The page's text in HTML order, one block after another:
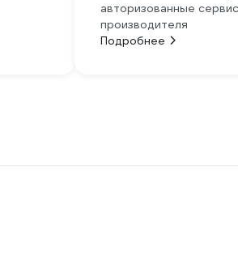
авторизованные
производителя
Подробнее